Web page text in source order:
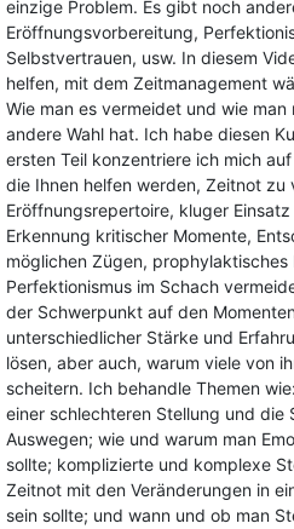
einzige Problem. Es gibt noch
Eröffnungsvorbereitung,
Selbstvertrauen, usw. In diesem
helfen, mit dem Zeitmanagement
Wie man es vermeidet und wie
andere Wahl hat. Ich habe diesen
ersten Teil konzentriere ich mich
die Ihnen helfen werden, Zeitnot zu
Eröffnungsrepertoire, kluger
Erkennung kritischer Momente,
möglichen Zügen, prophylaktisches
Perfektionismus im Schach
der Schwerpunkt auf den
unterschiedlicher Stärke und
lösen, aber auch, warum viele von
scheitern. Ich behandle Themen
einer schlechteren Stellung und die
Auswegen; wie und warum man
sollte; komplizierte und komplexe
Zeitnot mit den Veränderungen in
sein sollte; und wann und ob man